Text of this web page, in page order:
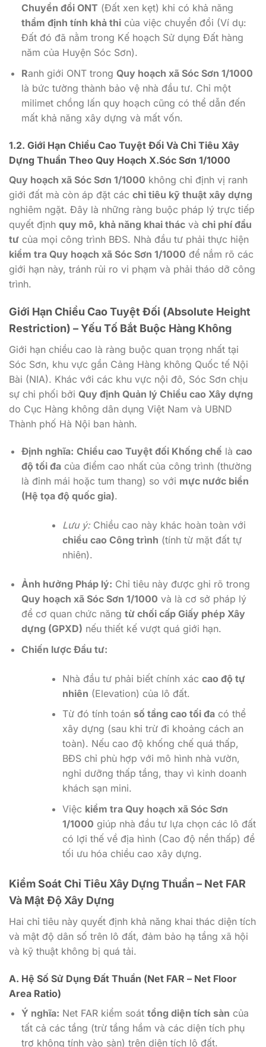
Chuyển đổi ONT (Đất xen kẹt) khi có khả năng
thẩm định tính khả thicủa việc chuyển đổi (Ví dụ:
Đất đó đã nằm trong Kế hoạch Sử dụng Đất hàng
năm của Huyện Sóc Sơn).
Ranh giới ONT trong Quy hoạch xã Sóc Sơn 1/1000
là bức tường thành bảo vệ nhà đầu tư. Chỉ một
milimet chồng lấn quy hoạch cũng có thể dẫn đến
mất khả năng xây dựng và mất vốn.
1.2. Giới Hạn Chiều Cao Tuyệt Đối Và Chỉ Tiêu Xây
Dựng Thuần Theo Quy Hoạch X.Sóc Sơn 1/1000
Quy hoạch xã Sóc Sơn 1/1000 không chỉ định vị ranh
giới đất mà còn áp đặt các chỉ tiêu kỹ thuật xây dựng
nghiêm ngặt. Đây là những ràng buộc pháp lý trực tiếp
quyết định quy mô, khả năng khai thác và chi phí đầu
tư của mọi công trình BĐS. Nhà đầu tư phải thực hiện
kiểm tra Quy hoạch xã Sóc Sơn 1/1000 để nắm rõ các
giới hạn này, tránh rủi ro vi phạm và phải tháo dỡ công
trình.
Giới Hạn Chiều Cao Tuyệt Đối (Absolute Height
Restriction) – Yếu Tố Bắt Buộc Hàng Không
Giới hạn chiều cao là ràng buộc quan trọng nhất tại
Sóc Sơn, khu vực gần Cảng Hàng không Quốc tế Nội
Bài (NIA). Khác với các khu vực nội đô, Sóc Sơn chịu
sự chi phối bởi Quy định Quản lý Chiều cao Xây dựng
do Cục Hàng không dân dụng Việt Nam và UBND
Thành phố Hà Nội ban hành.
Định nghĩa: Chiều cao Tuyệt đối Khống chế là cao
độ tối đacủa điểm cao nhất của công trình (thường
là đỉnh mái hoặc tum thang) so với mực nước biển
(Hệ tọa độ quốc gia).
Lưu ý:Chiều cao này khác hoàn toàn với
chiều cao Công trình (tính từ mặt đất tự
nhiên).
Ảnh hưởng Pháp lý: Chỉ tiêu này được ghi rõ trong
Quy hoạch xã Sóc Sơn 1/1000 và là cơ sở pháp lý
để cơ quan chức năng từ chối cấp Giấy phép Xây
dựng (GPXD) nếu thiết kế vượt quá giới hạn.
Chiến lược Đầu tư:
Nhà đầu tư phải biết chính xác cao độ tự
nhiên (Elevation) của lô đất.
Từ đó tính toán số tầng cao tối đacó thể
xây dựng (sau khi trừ đi khoảng cách an
toàn). Nếu cao độ khống chế quá thấp,
BĐS chỉ phù hợp với mô hình nhà vườn,
nghỉ dưỡng thấp tầng, thay vì kinh doanh
khách sạn mini.
Việc kiểm tra Quy hoạch xã Sóc Sơn
1/1000 giúp nhà đầu tư lựa chọn các lô đất
có lợi thế về địa hình (Cao độ nền thấp) để
tối ưu hóa chiều cao xây dựng.
Kiểm Soát Chỉ Tiêu Xây Dựng Thuần – Net FAR
Và Mật Độ Xây Dựng
Hai chỉ tiêu này quyết định khả năng khai thác diện tích
và mật độ dân số trên lô đất, đảm bảo hạ tầng xã hội
và kỹ thuật không bị quá tải.
A. Hệ Số Sử Dụng Đất Thuần (Net FAR – Net Floor
Area Ratio)
Ý nghĩa: Net FAR kiểm soát tổng diện tích sàn của
tất cả các tầng (trừ tầng hầm và các diện tích phụ
trợ không tính vào sàn) trên diện tích lô đất.